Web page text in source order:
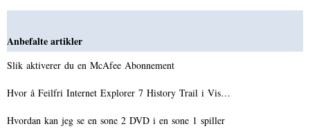
Anbefalte artikler
Slik aktiverer du en McAfee Abonnement
Hvor å Feilfri Internet Explorer 7 History Trail i Vis…
Hvordan kan jeg se en sone 2 DVD i en sone 1 spiller